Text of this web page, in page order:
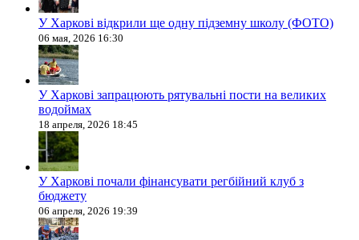
У Харкові відкрили ще одну підземну школу (ФОТО)
06 мая, 2026 16:30
У Харкові запрацюють рятувальні пости на великих
водоймах
18 апреля, 2026 18:45
У Харкові почали фінансувати регбійний клуб з
бюджету
06 апреля, 2026 19:39